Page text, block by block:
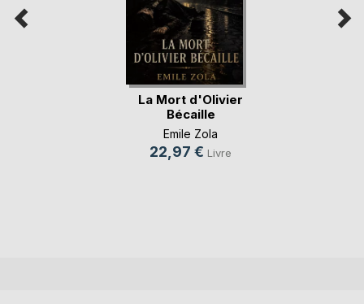
La Mort d'Olivier
Bécaille
Emile Zola
22,97 € Livre